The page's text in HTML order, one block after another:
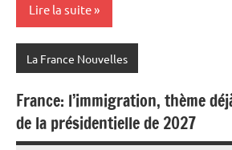
Lire la suite
La France Nouvelles
France: l’immigration, thème
de la présidentielle de 2027